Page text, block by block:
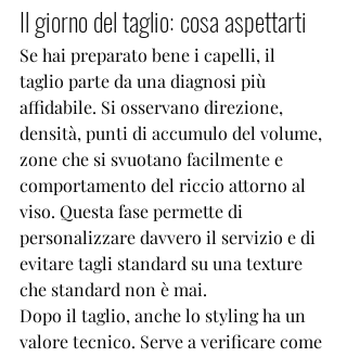
Il giorno del taglio: cosa aspettarti
Se hai preparato bene i capelli, il
taglio parte da una diagnosi più
affidabile. Si osservano direzione,
densità, punti di accumulo del volume,
zone che si svuotano facilmente e
comportamento del riccio attorno al
viso. Questa fase permette di
personalizzare davvero il servizio e di
evitare tagli standard su una texture
che standard non è mai.
Dopo il taglio, anche lo styling ha un
valore tecnico. Serve a verificare come